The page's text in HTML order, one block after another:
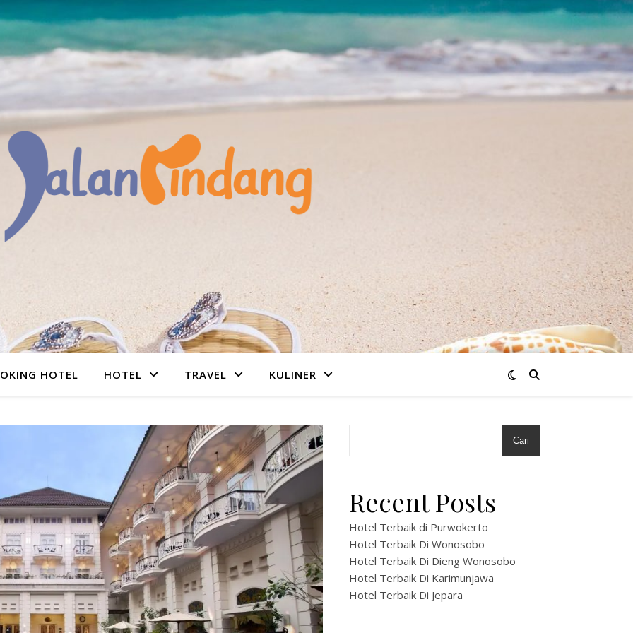
HOTEL HOTEL TRAVEL KULINER
Cari
Recent Posts
Hotel Terbaik di Purwokerto
Hotel Terbaik Di Wonosobo
Hotel Terbaik Di Dieng Wonosobo
Hotel Terbaik Di Karimunjawa
Hotel Terbaik Di Jepara